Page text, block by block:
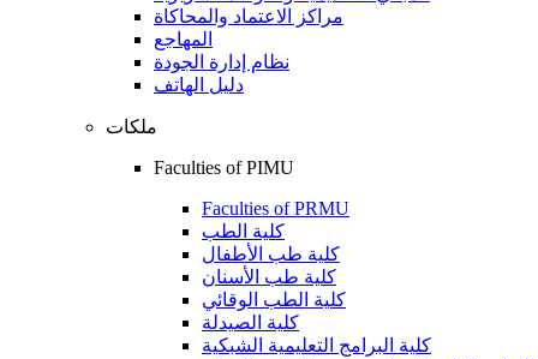
مراكز الاعتماد والمحاكاة
المهاجع
نظام إدارة الجودة
دليل الهاتف
ملكات
Faculties of PIMU
Faculties of PRMU
كلية الطب
كلية طب الأطفال
كلية طب الأسنان
كلية الطب الوقائي
كلية الصيدلة
كلية البرامج التعليمية الشبكية